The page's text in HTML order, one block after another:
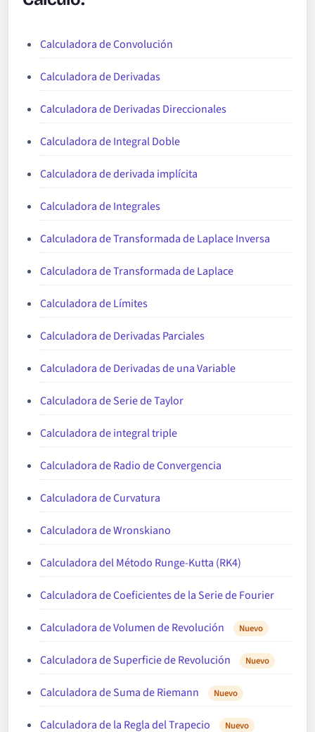
Calculadora de Convolución
Calculadora de Derivadas
Calculadora de Derivadas Direccionales
Calculadora de Integral Doble
Calculadora de derivada implícita
Calculadora de Integrales
Calculadora de Transformada de Laplace Inversa
Calculadora de Transformada de Laplace
Calculadora de Límites
Calculadora de Derivadas Parciales
Calculadora de Derivadas de una Variable
Calculadora de Serie de Taylor
Calculadora de integral triple
Calculadora de Radio de Convergencia
Calculadora de Curvatura
Calculadora de Wronskiano
Calculadora del Método Runge-Kutta (RK4)
Calculadora de Coeficientes de la Serie de Fourier
Calculadora de Volumen de Revolución Nuevo
Calculadora de Superficie de Revolución Nuevo
Calculadora de Suma de Riemann Nuevo
Calculadora de la Regla del Trapecio Nuevo